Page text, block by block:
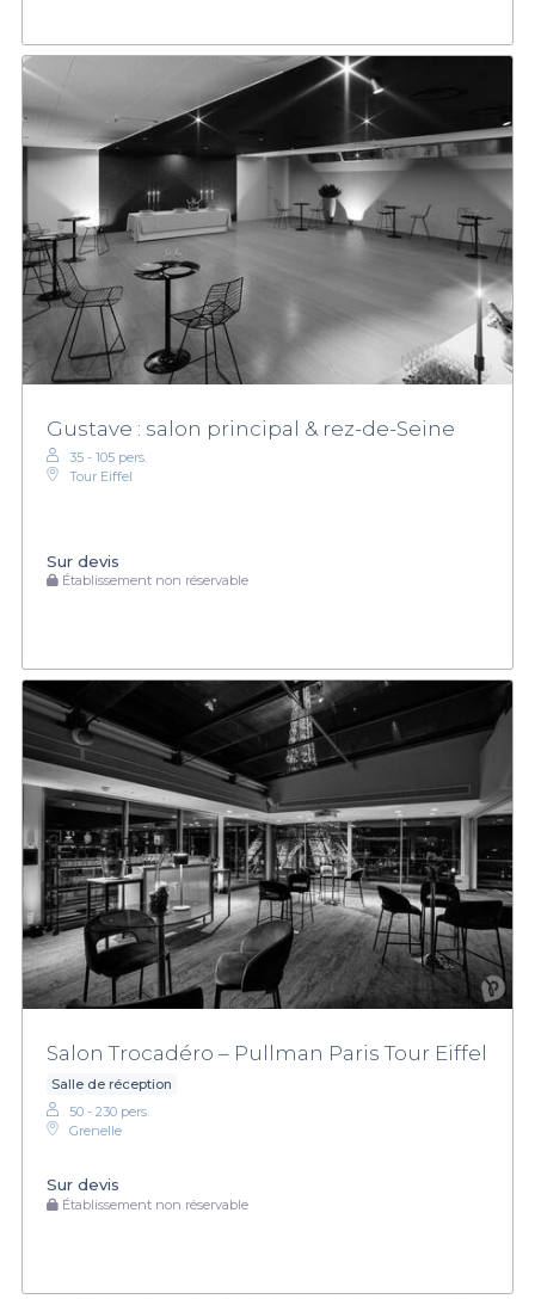
Gustave : salon principal & rez-de-Seine
35 - 105 pers.
Tour Eiffel
Sur devis
Établissement non réservable
Salon Trocadéro – Pullman Paris Tour Eiffel
Salle de réception
50 - 230 pers.
Grenelle
Sur devis
Établissement non réservable